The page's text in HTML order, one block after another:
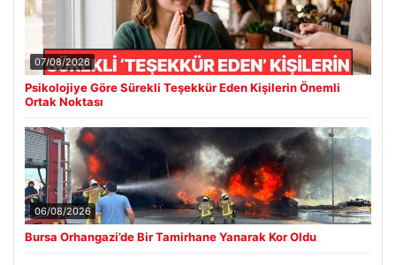
07/08/2026
Psikolojiye Göre Sürekli Teşekkür Eden Kişilerin Önemli
Ortak Noktası
06/08/2026
Bursa Orhangazi’de Bir Tamirhane Yanarak Kor Oldu